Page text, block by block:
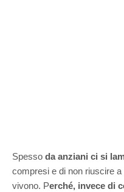
Spesso da anziani ci si
compresi e di non riuscire
vivono. Perché, invece di